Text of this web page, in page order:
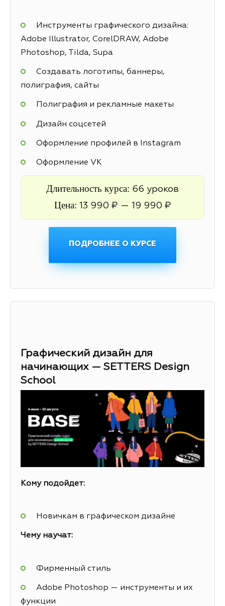
Инструменты графического дизайна:
Adobe Illustrator, CorelDRAW, Adobe
Photoshop, Tilda, Supa
Создавать логотипы, баннеры,
полиграфия, сайты
Полиграфия и рекламные макеты
Дизайн соцсетей
Оформление профилей в Instagram
Оформление VK
Длительность курса: 66 уроков
Цена: 13 990 ₽ — 19 990 ₽
ПОДРОБНЕЕ О КУРСЕ
Графический дизайн для
начинающих — SETTERS Design
School
Кому подойдет:
Новичкам в графическом дизайне
Чему научат:
Фирменный стиль
Adobe Photoshop — инструменты и их
функции